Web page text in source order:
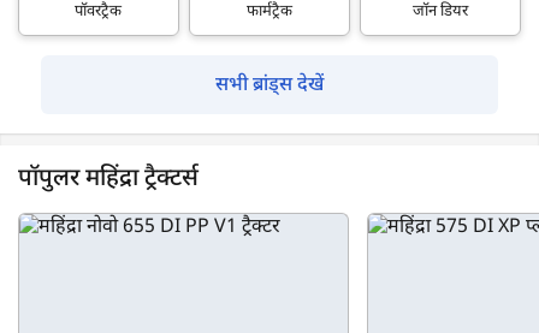
पॉवरट्रैक फार्मट्रैक जॉन डियर
सभी ब्रांड्स देखें
पॉपुलर महिंद्रा ट्रैक्टर्स